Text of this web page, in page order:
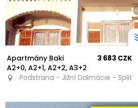
Apartmány Baki
A2+0, A2+1, A2+2, A3+2
3 683 CZK
Podstrana - Jižní Dalmácie - Split